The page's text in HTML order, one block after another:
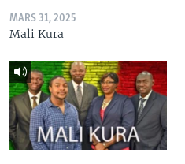
MARS 31, 2025
Mali Kura